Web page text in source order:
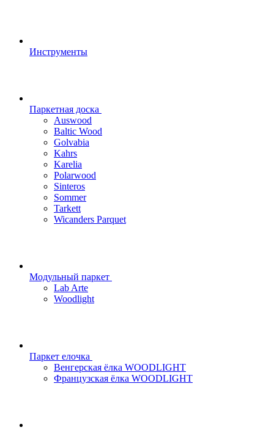
Инструменты
Паркетная доска
Auswood
Baltic Wood
Golvabia
Kahrs
Karelia
Polarwood
Sinteros
Sommer
Tarkett
Wicanders Parquet
Модульный паркет
Lab Arte
Woodlight
Паркет елочка
Венгерская ёлка WOODLIGHT
Французская ёлка WOODLIGHT